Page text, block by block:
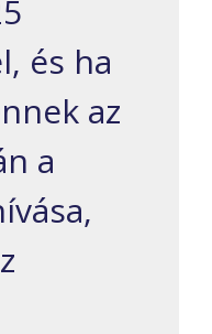
és ha
az
a